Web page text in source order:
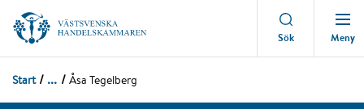
Sök Meny
Start ... Åsa Tegelberg